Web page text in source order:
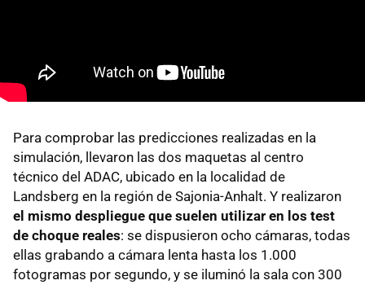
Para comprobar las predicciones realizadas en la
simulación, llevaron las dos maquetas al centro
técnico del ADAC, ubicado en la localidad de
Landsberg en la región de Sajonia-Anhalt. Y realizaron
el mismo despliegue que suelen utilizar en los test
de choque reales: se dispusieron ocho cámaras, todas
ellas grabando a cámara lenta hasta los 1.000
fotogramas por segundo, y se iluminó la sala con 300